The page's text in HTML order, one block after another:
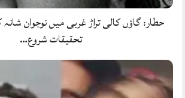
حطار: گاؤں کالی تراڑ غربی میں نوجوان
تحقیقات شروع…